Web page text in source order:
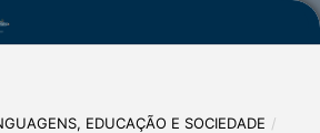
EDUCAÇÃO E SOCIEDADE /